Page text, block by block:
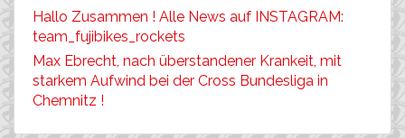
Hallo Zusammen ! Alle News auf INSTAGRAM:
team_fujibikes_rockets
Max Ebrecht, nach überstandener Krankeit, mit
starkem Aufwind bei der Cross Bundesliga in
Chemnitz !